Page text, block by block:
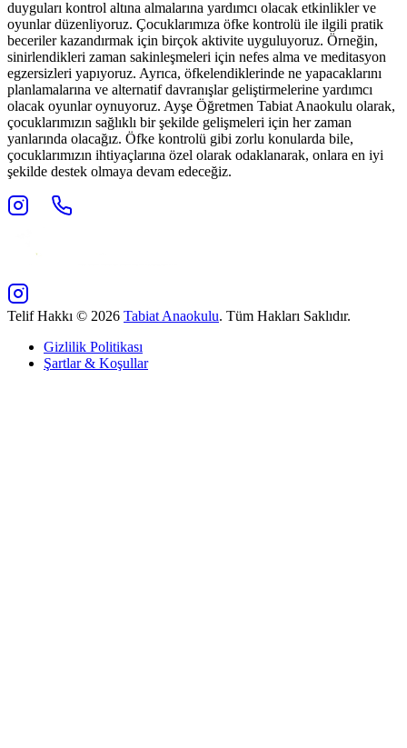
duyguları kontrol altına almalarına yardımcı olacak etkinlikler ve
oyunlar düzenliyoruz. Çocuklarımıza öfke kontrolü ile ilgili pratik
beceriler kazandırmak için birçok aktivite uyguluyoruz. Örneğin,
sinirlendikleri zaman sakinleşmeleri için nefes alma ve meditasyon
egzersizleri yapıyoruz. Ayrıca, öfkelendiklerinde ne yapacaklarını
planlamalarına ve alternatif davranışlar geliştirmelerine yardımcı
olacak oyunlar oynuyoruz. Ayşe Öğretmen Tabiat Anaokulu olarak,
çocuklarımızın sağlıklı bir şekilde gelişmeleri için her zaman
yanlarında olacağız. Öfke kontrolü gibi zorlu konularda bile,
çocuklarımızın ihtiyaçlarına özel olarak odaklanarak, onlara en iyi
şekilde destek olmaya devam edeceğiz.
Telif Hakkı © 2026 Tabiat Anaokulu. Tüm Hakları Saklıdır.
Gizlilik Politikası
Şartlar & Koşullar